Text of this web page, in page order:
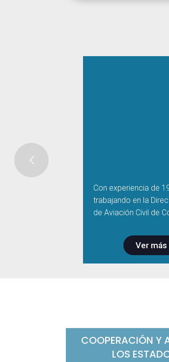
Con experiencia de
trabajando en la
de Aviación Civil de
Ver más
COOPERACIÓN Y
LOS